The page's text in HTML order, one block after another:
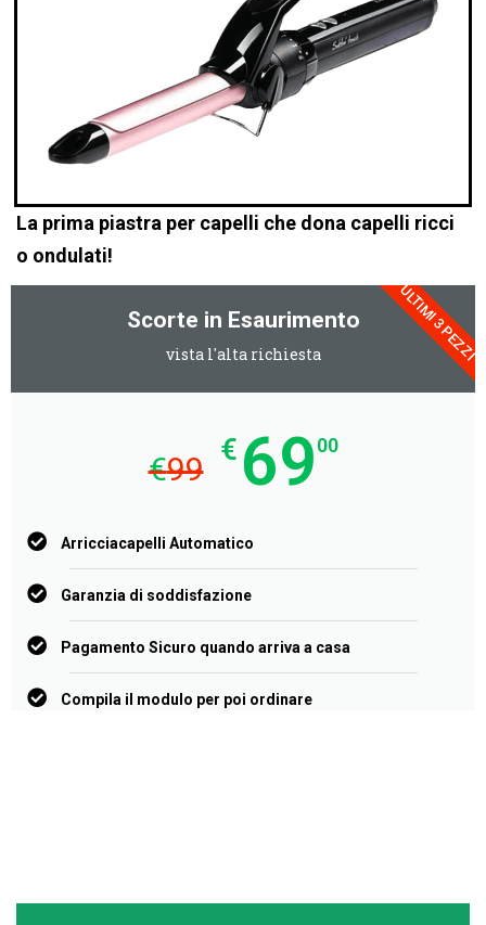
La prima piastra per capelli che dona capelli ricci
o ondulati!
Scorte in Esaurimento
vista l'alta richiesta
€99 € 6900
Arricciacapelli Automatico
Garanzia di soddisfazione
Pagamento Sicuro quando arriva a casa
Compila il modulo per poi ordinare
ULTIMI 3 PEZZI